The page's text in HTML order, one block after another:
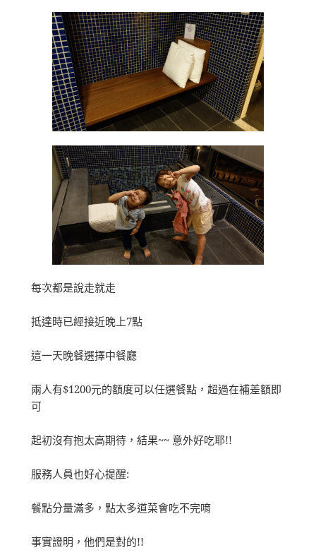
每次都是說走就走
抵達時已經接近晚上7點
這一天晚餐選擇中餐廳
兩人有$1200元的額度可以任選餐點，超過在補差額即
可
起初沒有抱太高期待，結果~~ 意外好吃耶!!
服務人員也好心提醒:
餐點分量滿多，點太多道菜會吃不完唷
事實證明，他們是對的!!